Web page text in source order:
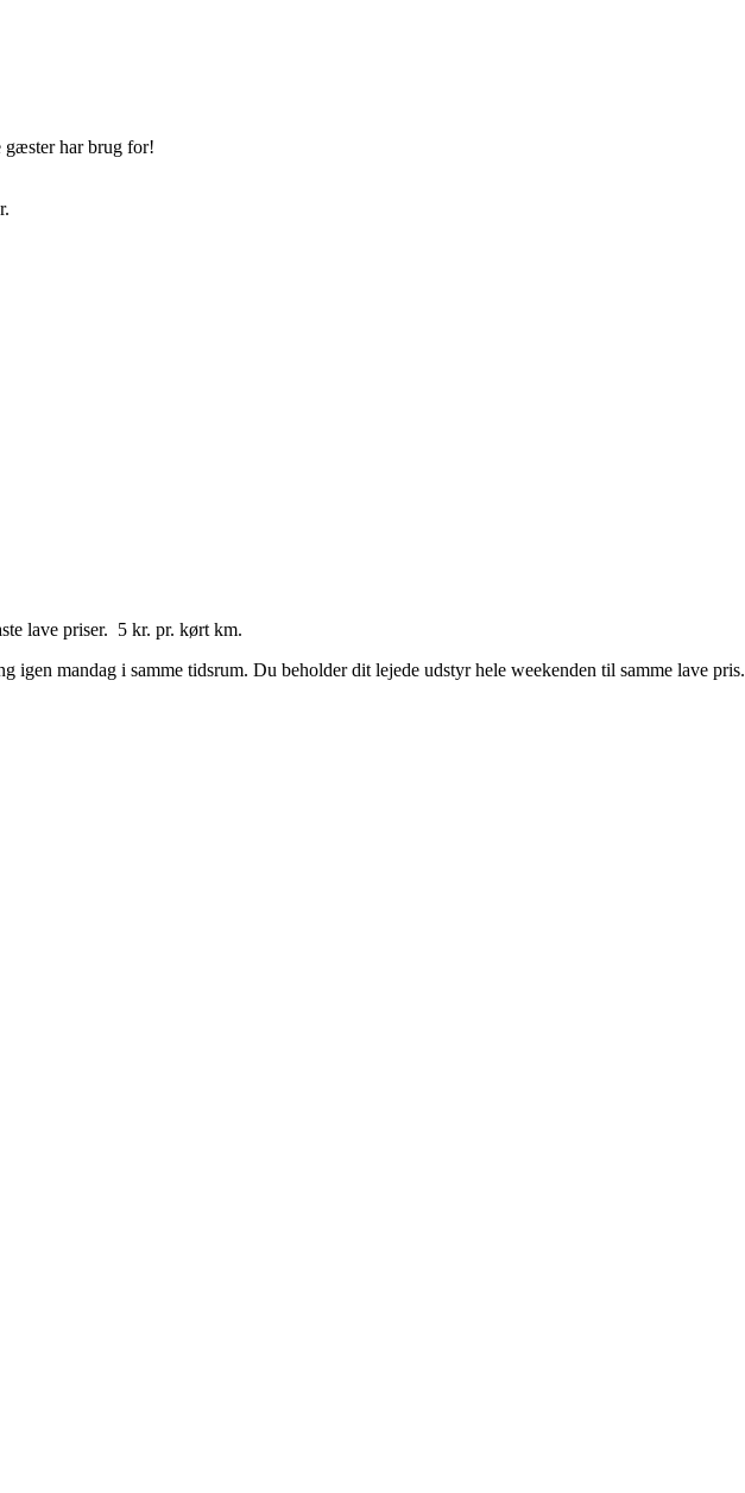
gæster har brug for!
lave priser. 5 kr. pr. kørt km.
igen mandag i samme tidsrum. Du beholder dit lejede udstyr hele weekenden til samme lave pris.